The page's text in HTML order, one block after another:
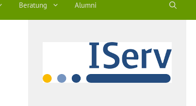
Beratung Alumni